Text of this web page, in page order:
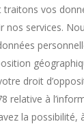
vos
nos services.
droit
relative à
la